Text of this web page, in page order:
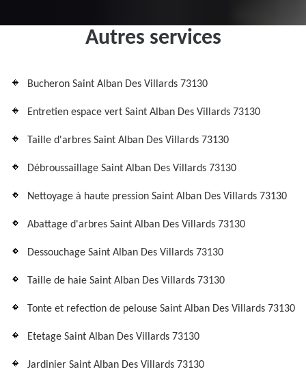
Autres services
Bucheron Saint Alban Des Villards 73130
Entretien espace vert Saint Alban Des Villards 73130
Taille d'arbres Saint Alban Des Villards 73130
Débroussaillage Saint Alban Des Villards 73130
Nettoyage à haute pression Saint Alban Des Villards 73130
Abattage d'arbres Saint Alban Des Villards 73130
Dessouchage Saint Alban Des Villards 73130
Taille de haie Saint Alban Des Villards 73130
Tonte et refection de pelouse Saint Alban Des Villards 73130
Etetage Saint Alban Des Villards 73130
Jardinier Saint Alban Des Villards 73130